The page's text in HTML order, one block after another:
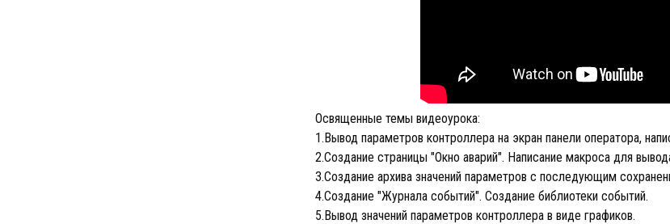
Освященные темы видеоурока:
1.Вывод параметров контроллера на экран панели оператора,
2.Создание страницы "Окно аварий". Написание макроса для
3.Создание архива значений параметров с последующим
4.Создание "Журнала событий". Создание библиотеки событий.
5.Вывод значений параметров контроллера в виде графиков.